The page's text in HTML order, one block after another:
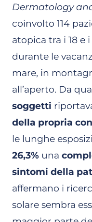
Dermatology
coinvolto 114
atopica tra i 18 e
durante le
mare, in
all’aperto. Da
soggetti
della propria
le lunghe
26,3% una
sintomi della
affermano i
solare sembra